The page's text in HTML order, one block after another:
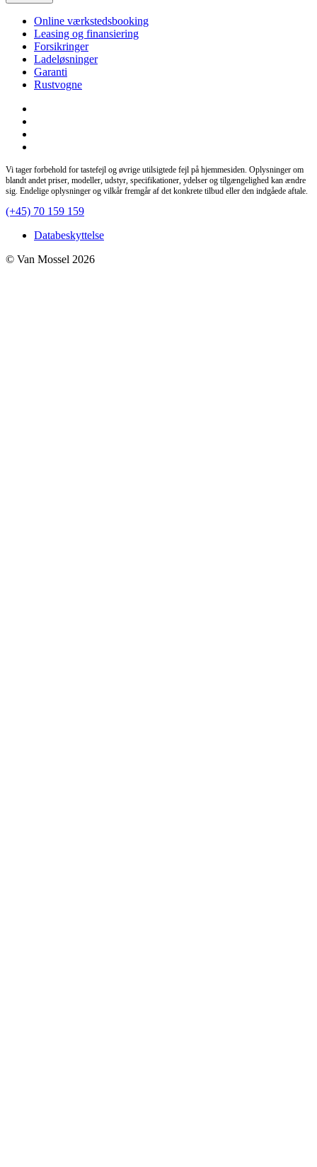
Online værkstedsbooking
Leasing og finansiering
Forsikringer
Ladeløsninger
Garanti
Rustvogne
Vi tager forbehold for tastefejl og øvrige utilsigtede fejl på hjemmesiden. Oplysninger om
blandt andet priser, modeller, udstyr, specifikationer, ydelser og tilgængelighed kan ændre
sig. Endelige oplysninger og vilkår fremgår af det konkrete tilbud eller den indgåede aftale.
(+45) 70 159 159
Databeskyttelse
© Van Mossel 2026